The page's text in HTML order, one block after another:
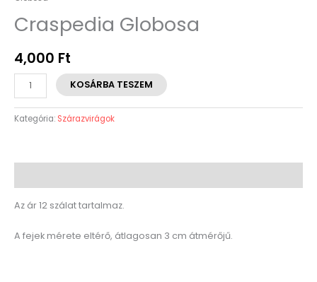
Craspedia Globosa
4,000 Ft
KOSÁRBA TESZEM
Kategória: Szárazvirágok
Az ár 12 szálat tartalmaz.
A fejek mérete eltérő, átlagosan 3 cm átmérőjű.